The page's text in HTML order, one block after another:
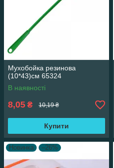
Мухобойка резинова
(10*43)см 65324
В наявності
8,05 ₴ 10,19 ₴
Купити
Новинка –26%